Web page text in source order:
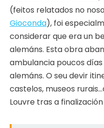
(feitos relatados no
Gioconda), foi
considerar que era un
alemáns. Esta obra
ambulancia poucos
alemáns. O seu devir
castelos, museos
Louvre tras a